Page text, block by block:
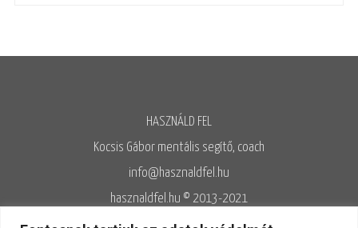
HASZNÁLD FEL
Kocsis Gábor mentális segítő, coach
info@hasznaldfel.hu
hasznaldfel.hu © 2013-2021
Írásaim szerzői jogi védelem alatt állnak, felhasználásuk kizárólag az